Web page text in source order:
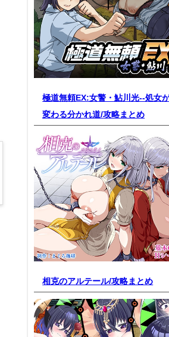
極道無頼EX:女警・鮎川光--処女
変わる分かれ道/攻略まとめ
相克のアルテール/攻略まとめ